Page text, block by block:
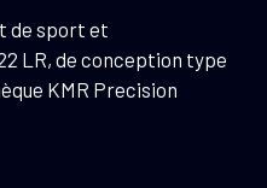
de sport et
LR, de conception type
KMR Precision